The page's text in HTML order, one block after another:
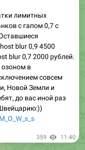
лимитных
с гапом 0,7 с
blur 0,9 4500
blur 0,7 2000 рублей.
в
совсем
Новой Земли и
до вас иной раз
359 11:40